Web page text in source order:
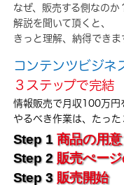
なぜ、販売する側なのか
解説を聞いて頂くと、
きっと理解、納得できま
コンテンツビジネ
３ステップで完結
情報販売で月収100万円
やるべき作業は、たった
Step 1 商品の用意
Step 2販売ぺージ
Step 3販売開始